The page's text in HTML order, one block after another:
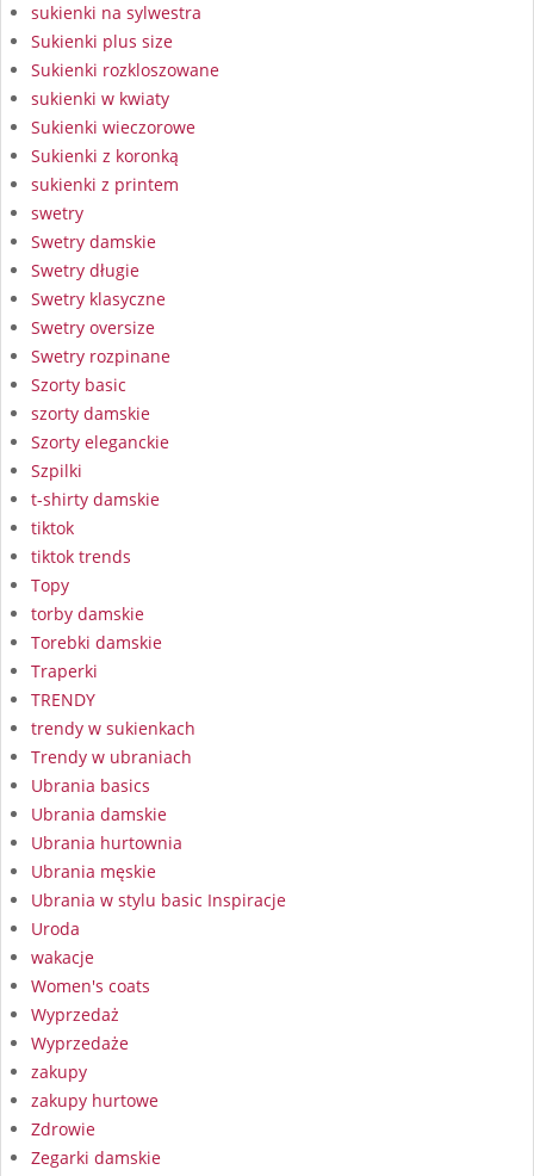
sukienki na sylwestra
Sukienki plus size
Sukienki rozkloszowane
sukienki w kwiaty
Sukienki wieczorowe
Sukienki z koronką
sukienki z printem
swetry
Swetry damskie
Swetry długie
Swetry klasyczne
Swetry oversize
Swetry rozpinane
Szorty basic
szorty damskie
Szorty eleganckie
Szpilki
t-shirty damskie
tiktok
tiktok trends
Topy
torby damskie
Torebki damskie
Traperki
TRENDY
trendy w sukienkach
Trendy w ubraniach
Ubrania basics
Ubrania damskie
Ubrania hurtownia
Ubrania męskie
Ubrania w stylu basic Inspiracje
Uroda
wakacje
Women's coats
Wyprzedaż
Wyprzedaże
zakupy
zakupy hurtowe
Zdrowie
Zegarki damskie